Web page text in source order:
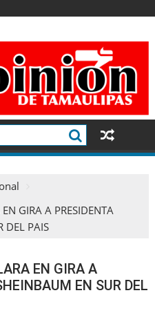
GIRA A PRESIDENTA
DEL PAIS
EN GIRA A
EN SUR DEL